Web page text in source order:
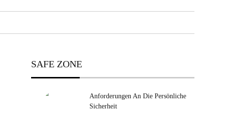
SAFE ZONE
Anforderungen An Die Persönliche
Sicherheit